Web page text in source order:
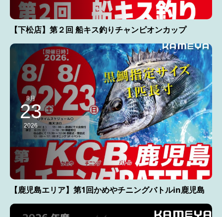
【下松店】第２回 船キス釣りチャンピオンカップ
8月
23
2026
【鹿児島エリア】第1回かめやチニングバトルin鹿児島